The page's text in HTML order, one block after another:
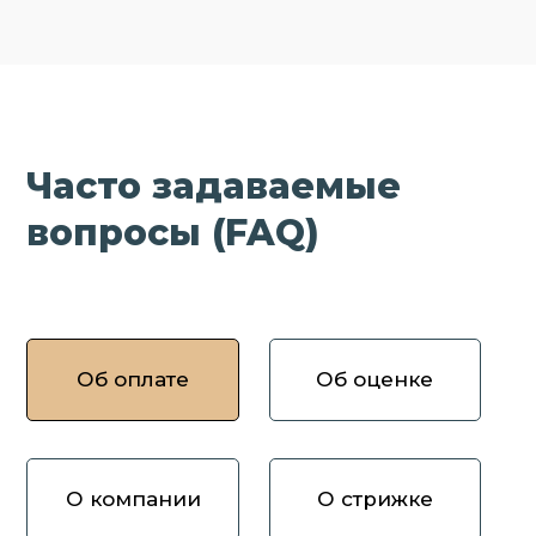
Часто задаваемые
вопросы (FAQ)
Об оплате Об оценке
О компании О стрижке